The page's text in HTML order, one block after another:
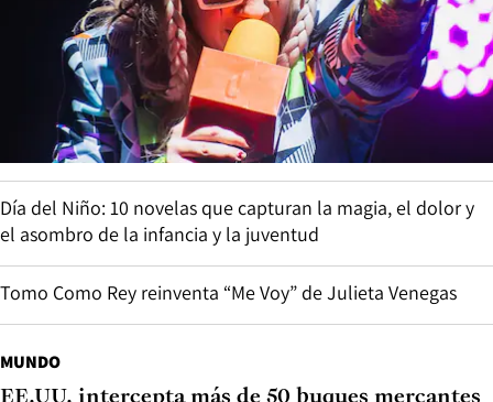
Día del Niño: 10 novelas que capturan la magia, el dolor y
el asombro de la infancia y la juventud
Tomo Como Rey reinventa “Me Voy” de Julieta Venegas
MUNDO